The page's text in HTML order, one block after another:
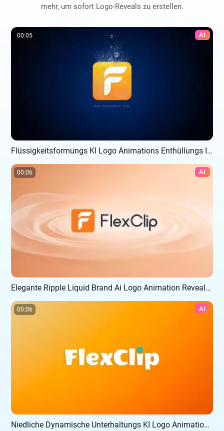
mehr, um sofort Logo-Reveals zu erstellen.
AI
00:05
Flüssigkeitsformungs KI Logo Animations Enthüllungs Intro
AI
00:06
Elegante Ripple Liquid Brand Ai Logo Animation Reveal Intro
AI
00:06
Niedliche Dynamische Unterhaltungs KI Logo Animation Einleitung